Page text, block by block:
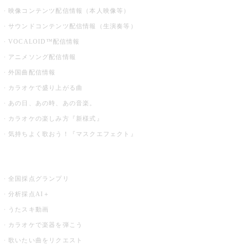
映像コンテンツ配信情報（本人映像等）
サウンドコンテンツ配信情報（生演奏等）
VOCALOID™配信情報
アニメソング配信情報
外国曲配信情報
カラオケで盛り上がる曲
あの日、あの時、あの音楽。
カラオケの楽しみ方『新様式』
気持ちよく歌おう！『マスクエフェクト』
全国採点グランプリ
分析採点AI＋
うたスキ動画
カラオケで楽器を弾こう
歌いたい曲をリクエスト